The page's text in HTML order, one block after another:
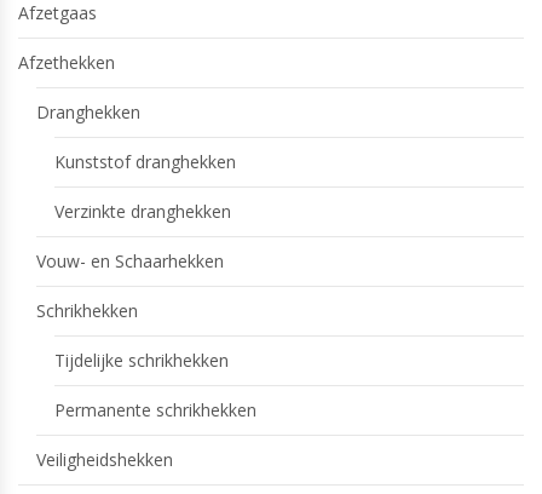
Afzetgaas
Afzethekken
Dranghekken
Kunststof dranghekken
Verzinkte dranghekken
Vouw- en Schaarhekken
Schrikhekken
Tijdelijke schrikhekken
Permanente schrikhekken
Veiligheidshekken